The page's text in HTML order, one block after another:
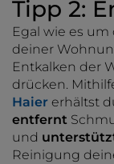
Tipp 2:
Egal wie es um
deiner
Entkalken der
drücken.
Haier erhältst
entfernt
und
Reinigung